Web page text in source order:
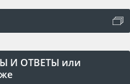
И ОТВЕТЫ или
оват